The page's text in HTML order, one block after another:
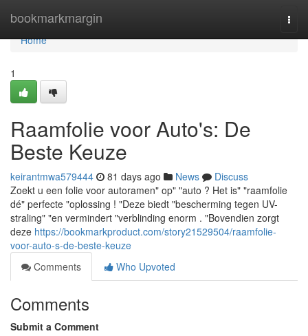
bookmarkmargin
Home
Home
1
Raamfolie voor Auto's: De
Beste Keuze
keirantmwa579444 81 days ago News
Discuss
Zoekt u een folie voor autoramen" op" "auto ? Het is" "raamfolie
dé" perfecte "oplossing ! "Deze biedt "bescherming tegen UV-
straling" "en vermindert "verblinding enorm . "Bovendien zorgt
deze https://bookmarkproduct.com/story21529504/raamfolie-
voor-auto-s-de-beste-keuze
Comments
Who Upvoted
Comments
Submit a Comment